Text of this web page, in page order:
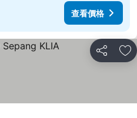
查看價格
分享 加